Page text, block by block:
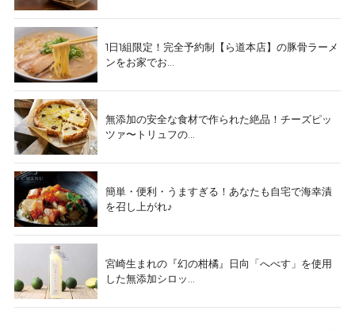
1日1組限定！完全予約制【ら道本店】の豚骨ラーメ
ンをお家でお...
無添加の安全な食材で作られた絶品！チーズピッ
ツァ〜トリュフの...
簡単・便利・うますぎる！あなたも自宅で海幸漬
を召し上がれ♪
宮崎生まれの『幻の柑橘』日向「へべす」を使用
した無添加シロッ...